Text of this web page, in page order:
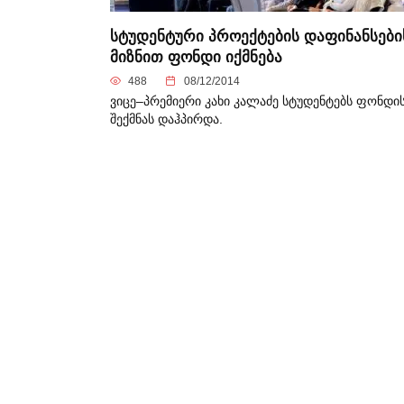
სტუდენტური პროექტების
მიზნით ფონდი იქმნება
488 08/12/2014
ვიცე–პრემიერი კახი კალაძე სტუდენტებს
შექმნას დაჰპირდა.